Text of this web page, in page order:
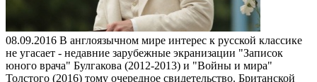
08.09.2016 В англоязычном мире интерес к русской классике
не угасает - недавние зарубежные экранизации "Записок
юного врача" Булгакова (2012-2013) и "Войны и мира"
Толстого (2016) тому очередное свидетельство. Британской